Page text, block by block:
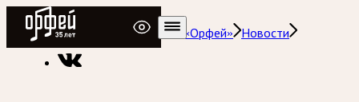
Радио Орфей
Радио классической музыки «Орфей»
Новости